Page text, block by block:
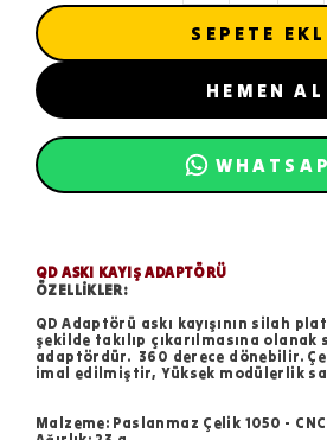
SEPETE
HEMEN AL
QD ASKI KAYIŞ ADAPTÖRÜ
ÖZELLİKLER:
QD Adaptörü askı kayışının silah
şekilde takılıp çıkarılmasına olanak
adaptördür. 360 derece dönebilir.
imal edilmiştir, Yüksek modülerlik
Malzeme: Paslanmaz Çelik 1050 -